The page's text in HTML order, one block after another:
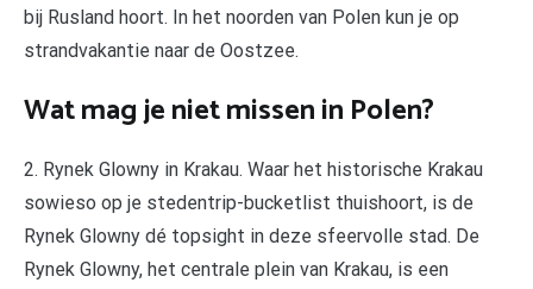
bij Rusland hoort. In het noorden van Polen kun je op
strandvakantie naar de Oostzee.
Wat mag je niet missen in Polen?
2. Rynek Glowny in Krakau. Waar het historische Krakau
sowieso op je stedentrip-bucketlist thuishoort, is de
Rynek Glowny dé topsight in deze sfeervolle stad. De
Rynek Glowny, het centrale plein van Krakau, is een